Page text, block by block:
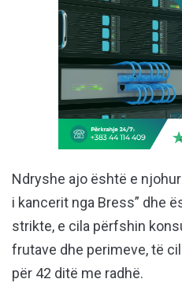
Ndryshe ajo është e
i kancerit nga Bress” dhe
strikte, e cila përfshin
frutave dhe perimeve, të
për 42 ditë me radhë.